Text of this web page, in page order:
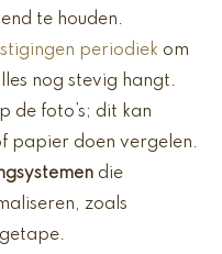
te houden.
periodiek om
nog stevig hangt.
de foto’s; dit kan
papier doen vergelen.
die
zoals